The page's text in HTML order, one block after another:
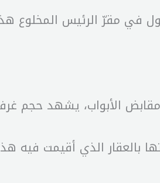
في مقرّ الرئيس
الأبواب، يشهد حجم
مع عائلتها بالعقار الذي